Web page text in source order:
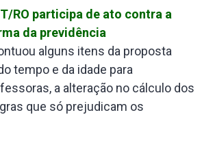
RO participa de ato contra a
da previdência
alguns itens da proposta
tempo e da idade para
a alteração no cálculo dos
que só prejudicam os